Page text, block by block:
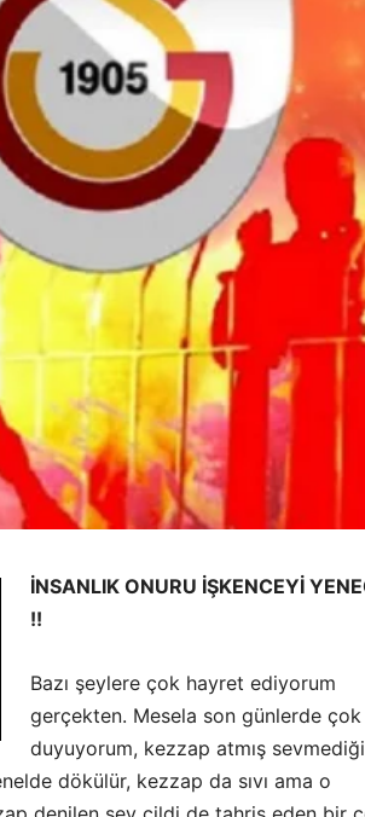
İNSANLIK ONURU İŞKENCEYİ
!!
Bazı şeylere çok hayret ediyorum
gerçekten. Mesela son günlerde çok
duyuyorum, kezzap atmış sevmediği
dökülür, kezzap da sıvı ama o